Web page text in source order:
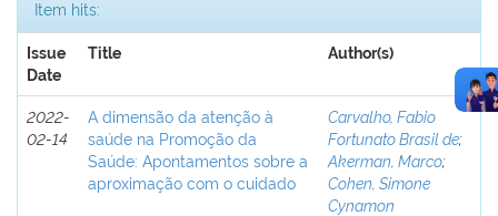
Item hits:
Issue
Date
Title Author(s)
2022-
02-14
A dimensão da atenção à
saúde na Promoção da
Saúde: Apontamentos sobre a
aproximação com o cuidado
Carvalho, Fabio
Fortunato Brasil de;
Akerman, Marco;
Cohen, Simone
Cynamon